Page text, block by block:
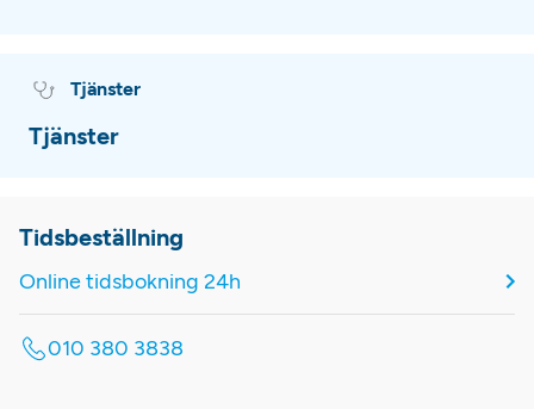
Tjänster
Tjänster
Tidsbeställning
Online tidsbokning 24h
010 380 3838